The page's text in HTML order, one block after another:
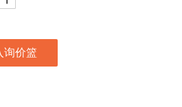
询价篮